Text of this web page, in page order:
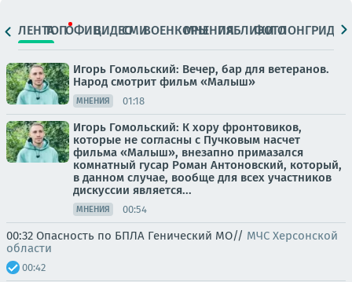
ЛЕНТАТОПОФИЦ.ВИДЕОСМИВОЕНКОРЫМНЕНИЯПАБЛИКИ
ФОТОЛОНГРИДЫ
Игорь Гомольский: Вечер, бар для ветеранов.
Народ смотрит фильм «Малыш»
МНЕНИЯ 01:18
Игорь Гомольский: К хору фронтовиков,
которые не согласны с Пучковым насчет
фильма «Малыш», внезапно примазался
комнатный гусар Роман Антоновский, который,
в данном случае, вообще для всех участников
дискуссии является...
МНЕНИЯ 00:54
00:32 Опасность по БПЛА Генический МО// МЧС Херсонской
области
00:42